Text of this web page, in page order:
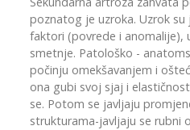
poznatog je uzroka. Uzrok
faktori (povrede i anomalije),
smetnje. Patološko -
počinju omekšavanjem i
ona gubi svoj sjaj i
se. Potom se javljaju
strukturama-javljaju se rubni